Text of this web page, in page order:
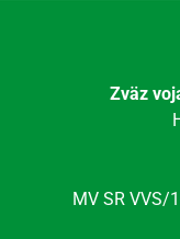
Zväz
MV SR VVS/